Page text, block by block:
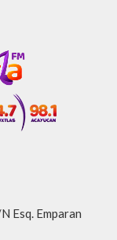
Esq. Emparan